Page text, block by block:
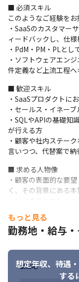
本質的なニーズを捉え
示しながら、個社開発
ず、戦略に基づいて
形成をリードする
■ポジション概要
PMMは、PdMが「何
できる環境を作りな
う市場に展開し、事
Market）」に責任を
ト開発の結節点とな
方をリードしていただ
■ 必須スキル
このようなご経験を
・SaaSのカスタマー
ィードバックし、仕
・PdM・PM・PLと
・ソフトウェアエン
件定義など上流工程
■ 歓迎スキル
・SaaSプロダクト
・セールス・イネー
・SQLやAPIの基礎知
が行える方
・顧客や社内ステー
言いつつ、代替案で
■ 求める人物像
・顧客の表面的な要
く、その背景にある
・目の前の個別対応で
ロダクト価値を優先し
もっと見る
勤務地・給与
想定年収、待遇・
する
勤務地